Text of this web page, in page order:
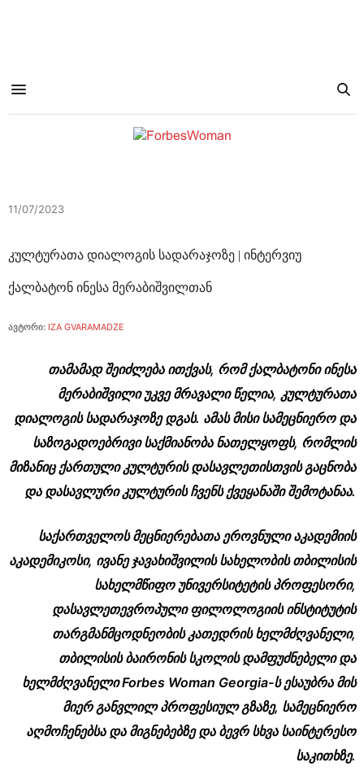
11/07/2023
კულტურათა დიალოგის სადარაჯოზე | ინტერვიუ
ქალბატონ ინესა მერაბიშვილთან
ავტორი: IZA GVARAMADZE
თამამად შეიძლება ითქვას, რომ ქალბატონი ინესა
მერაბიშვილი უკვე მრავალი წელია, კულტურათა
დიალოგის სადარაჯოზე დგას. ამას მისი სამეცნიერო და
საზოგადოებრივი საქმიანობა ნათელყოფს, რომლის
მიზანიც ქართული კულტურის დასავლეთისთვის გაცნობა
და დასავლური კულტურის ჩვენს ქვეყანაში შემოტანაა.
საქართველოს მეცნიერებათა ეროვნული აკადემიის
აკადემიკოსი, ივანე ჯავახიშვილის სახელობის თბილისის
სახელმწიფო უნივერსიტეტის პროფესორი,
დასავლეთევროპული ფილოლოგიის ინსტიტუტის
თარგმანმცოდნეობის კათედრის ხელმძღვანელი,
თბილისის ბაირონის სკოლის დამფუძნებელი და
ხელმძღვანელი Forbes Woman Georgia-ს ესაუბრა მის
მიერ განვლილ პროფესიულ გზაზე, სამეცნიერო
აღმოჩენებსა და მიგნებებზე და ბევრ სხვა საინტერესო
საკითხზე.